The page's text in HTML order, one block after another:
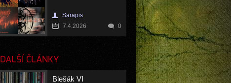
Sarapis
7.4.2026
0
DALŠÍ ČLÁNKY
Blešák VI